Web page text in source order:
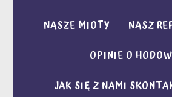
NASZE MIOTY
NASZ
OPINIE O
JAK SIĘ Z NAMI